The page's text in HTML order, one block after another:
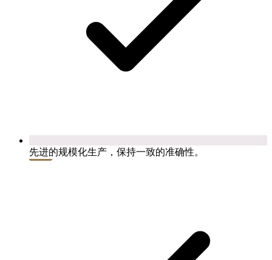
先进的规模化生产，保持一致的准确性。